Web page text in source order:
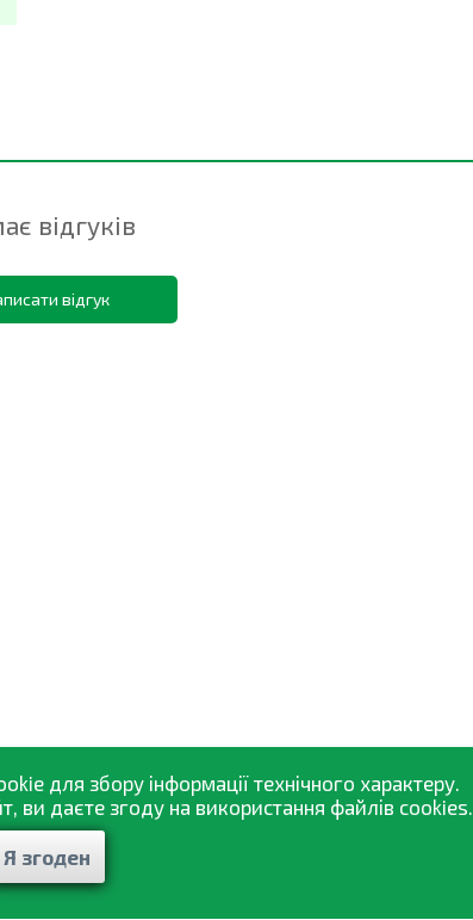
відгуків
відгук
для збору інформації технічного характеру.
ви даєте згоду на використання файлів cookies.
Я згоден